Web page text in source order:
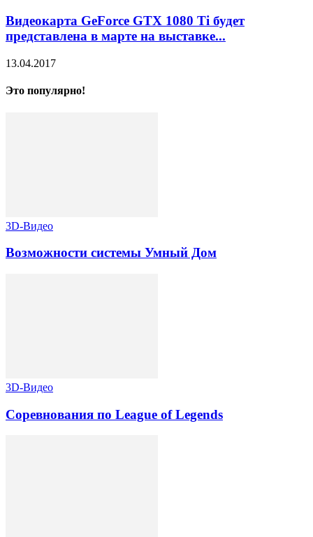
Видеокарта GeForce GTX 1080 Ti будет
представлена в марте на выставке...
13.04.2017
Это популярно!
3D-Видео
Возможности системы Умный Дом
3D-Видео
Соревнования по League of Legends